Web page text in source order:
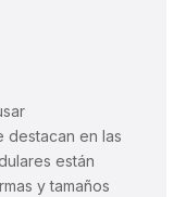
destacan en las
están
y tamaños